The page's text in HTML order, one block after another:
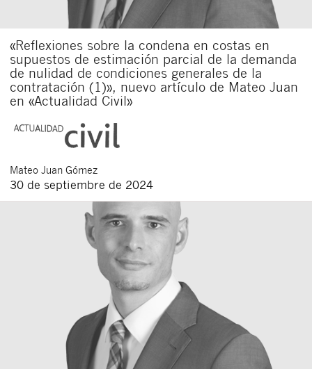
«Reflexiones sobre la condena en costas en
supuestos de estimación parcial de la demanda
de nulidad de condiciones generales de la
contratación (1)», nuevo artículo de Mateo Juan
en «Actualidad Civil»
Mateo Juan Gómez
30 de septiembre de 2024